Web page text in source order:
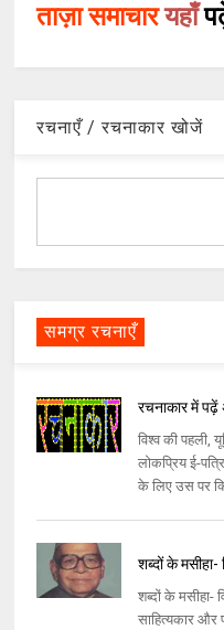
ताज़ा समाचारयहाँ
रचनाएँ / रचनाकार खोजें
समग्र रचनाएँ
रचनाकार में
विश्व की पहली,
लोकप्रिय ई-
के लिए उस पर
शब्दों के मसीहा-
शब्दों के मसीहा-
साहित्यकार और